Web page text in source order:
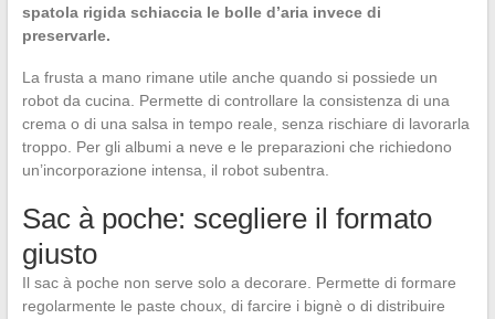
spatola rigida schiaccia le bolle d’aria invece di
preservarle.
La frusta a mano rimane utile anche quando si possiede un
robot da cucina. Permette di controllare la consistenza di una
crema o di una salsa in tempo reale, senza rischiare di lavorarla
troppo. Per gli albumi a neve e le preparazioni che richiedono
un’incorporazione intensa, il robot subentra.
Sac à poche: scegliere il formato
giusto
Il sac à poche non serve solo a decorare. Permette di formare
regolarmente le paste choux, di farcire i bignè o di distribuire